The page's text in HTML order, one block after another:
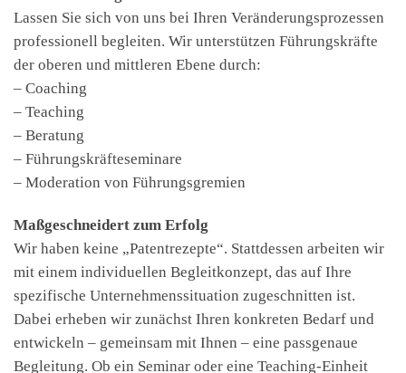
Lassen Sie sich von uns bei Ihren Veränderungsprozessen
professionell begleiten. Wir unterstützen Führungskräfte
der oberen und mittleren Ebene durch:
– Coaching
– Teaching
– Beratung
– Führungskräfteseminare
– Moderation von Führungsgremien
Maßgeschneidert zum Erfolg
Wir haben keine „Patentrezepte“. Stattdessen arbeiten wir
mit einem individuellen Begleitkonzept, das auf Ihre
spezifische Unternehmenssituation zugeschnitten ist.
Dabei erheben wir zunächst Ihren konkreten Bedarf und
entwickeln – gemeinsam mit Ihnen – eine passgenaue
Begleitung. Ob ein Seminar oder eine Teaching-Einheit